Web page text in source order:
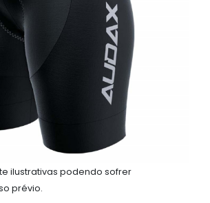
ilustrativas podendo sofrer
prévio.